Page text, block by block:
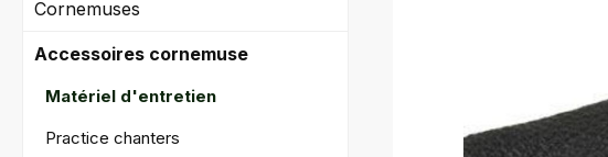
Cornemuses
Accessoires cornemuse
Matériel d'entretien
Practice chanters